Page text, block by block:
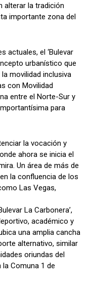
alterar la tradición
importante zona del
actuales, el ‘Bulevar
urbanístico que
movilidad inclusiva
con Movilidad
entre el Norte-Sur y
para
la vocación y
ahora se inicia el
Un área de más de
la confluencia de los
Las Vegas,
La Carbonera’,
académico y
una amplia cancha
alternativo, similar
oriundas del
Comuna 1 de